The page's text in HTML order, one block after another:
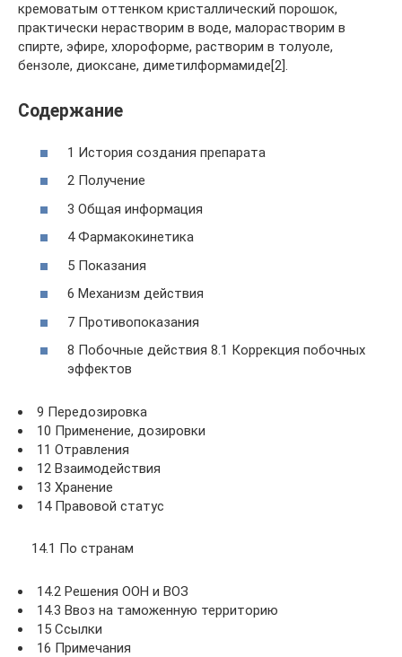
кремоватым оттенком кристаллический порошок,
практически нерастворим в воде, малорастворим в
спирте, эфире, хлороформе, растворим в толуоле,
бензоле, диоксане, диметилформамиде[2].
Содержание
1 История создания препарата
2 Получение
3 Общая информация
4 Фармакокинетика
5 Показания
6 Механизм действия
7 Противопоказания
8 Побочные действия 8.1 Коррекция побочных
эффектов
9 Передозировка
10 Применение, дозировки
11 Отравления
12 Взаимодействия
13 Хранение
14 Правовой статус
14.1 По странам
14.2 Решения ООН и ВОЗ
14.3 Ввоз на таможенную территорию
15 Ссылки
16 Примечания